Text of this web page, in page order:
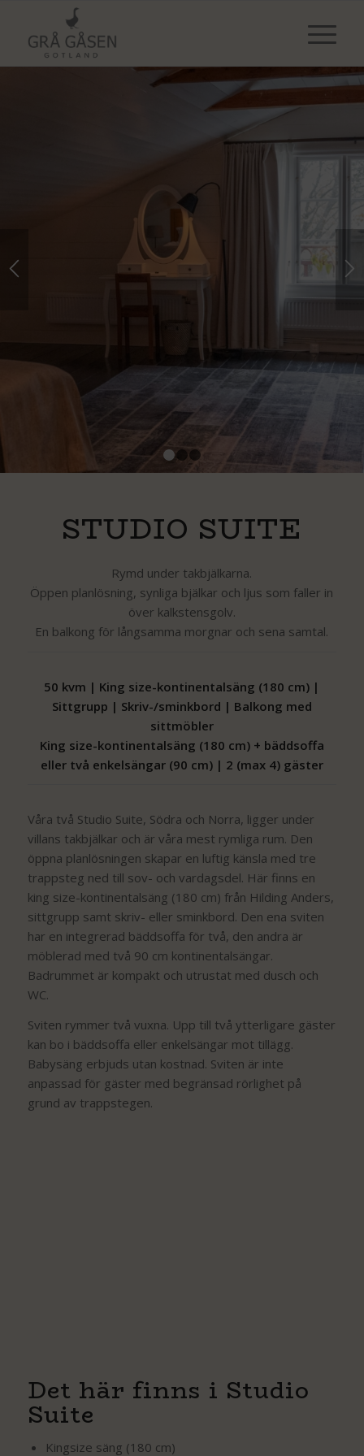
3
STUDIO SUITE
Rymd under takbjälkarna.
Öppen planlösning, synliga bjälkar och ljus som faller in
över kalkstensgolv.
En balkong för långsamma morgnar och sena samtal.
50 kvm | King size-kontinentalsäng (180 cm) |
Sittgrupp | Skriv-/sminkbord | Balkong med
sittmöbler
King size-kontinentalsäng (180 cm) + bäddsoffa
eller två enkelsängar (90 cm) | 2 (max 4) gäster
Våra två Studio Suite, Södra och Norra, ligger under
villans takbjälkar och är våra mest rymliga rum. Den
öppna planlösningen skapar en luftig känsla med tre
trappsteg ned till sov- och vardagsdel. Här finns en
king size-kontinentalsäng (180 cm) från Hilding Anders,
sittgrupp samt skriv- eller sminkbord. Den ena sviten
har en integrerad bäddsoffa för två, den andra är
möblerad med två 90 cm kontinentalsängar.
Badrummet är kompakt och utrustat med dusch och
WC.
Sviten rymmer två vuxna. Upp till två ytterligare gäster
kan bo i bäddsoffa eller enkelsängar mot tillägg.
Babysäng erbjuds utan kostnad. Sviten är inte
anpassad för gäster med begränsad rörlighet på
grund av trappstegen.
Det här finns i Studio
Suite
Kingsize säng (180 cm)